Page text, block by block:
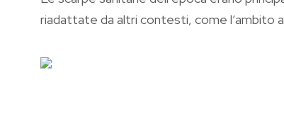
riadattate da altri contesti, come l’ambito